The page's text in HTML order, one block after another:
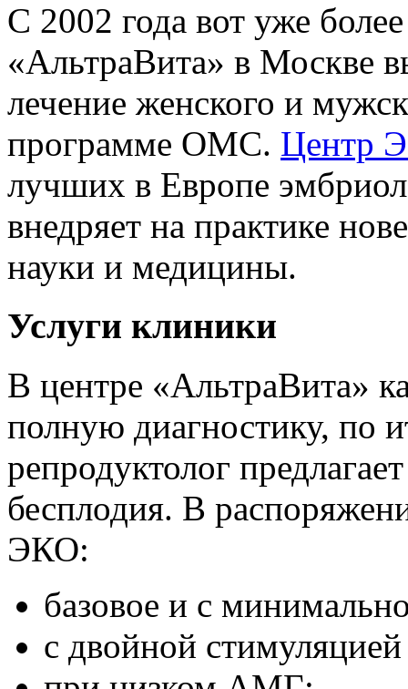
С 2002 года вот уже
«АльтраВита» в Москве
лечение женского и
программе ОМС. Центр
лучших в Европе
внедряет на практике
науки и медицины.
Услуги клиники
В центре «АльтраВита»
полную диагностику, по
репродуктолог
бесплодия. В
ЭКО:
базовое и с
с двойной